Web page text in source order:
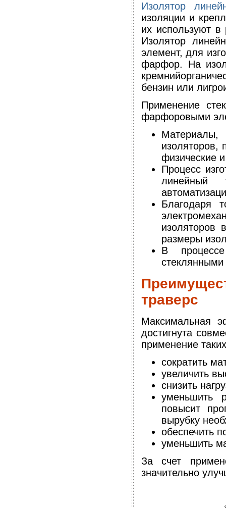
Изолятор
изоляции и
их используют в
Изолятор
элемент, для
фарфор. На
бензин или
Применение
фарфоровыми
Материалы,
изоляторов,
физические
Процесс
линейный
Благодаря
изоляторов
размеры
В
траверс
Максимальная
достигнута
применение
сократить
увеличить
снизить
уменьшить
повысит
вырубку
обеспечить
уменьшить
За счет
значительно